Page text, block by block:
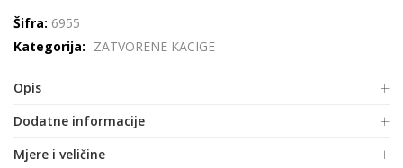
Šifra: 6955
Kategorija: ZATVORENE KACIGE
Opis
Dodatne informacije
Mjere i veličine